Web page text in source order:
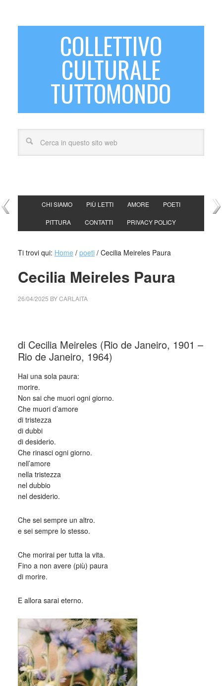
COLLETTIVO
CULTURALE
TUTTOMONDO
CHI SIAMO PIÙ LETTI AMORE POETI
PITTURA CONTATTI PRIVACY POLICY
Ti trovi qui: Home / poeti /Cecilia Meireles Paura
Cecilia Meireles Paura
26/04/2025 BYCARLAITA
di Cecilia Meireles (Rio de Janeiro, 1901 –
Rio de Janeiro, 1964)
Hai una sola paura:
morire.
Non sai che muori ogni giorno.
Che muori d’amore
di tristezza
di dubbi
di desiderio.
Che rinasci ogni giorno.
nell’amore
nella tristezza
nel dubbio
nel desiderio.
Che sei sempre un altro.
e sei sempre lo stesso.
Che morirai per tutta la vita.
Fino a non avere (più) paura
di morire.
E allora sarai eterno.